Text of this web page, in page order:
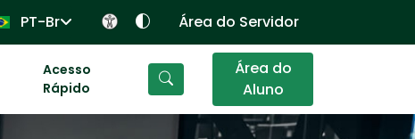
PT-Br Área do Servidor
Acesso
Rápido
Área do
Aluno